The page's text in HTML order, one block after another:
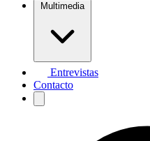
Multimedia
Entrevistas
Contacto